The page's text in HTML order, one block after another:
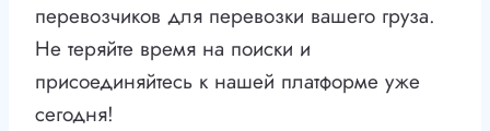
перевозчиков для перевозки вашего груза.
Не теряйте время на поиски и
присоединяйтесь к нашей платформе уже
сегодня!